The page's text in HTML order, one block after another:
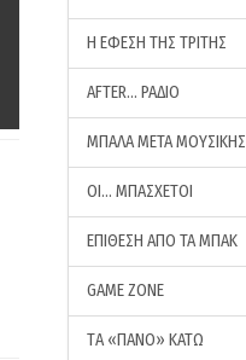
Η ΕΦΕΣΗ ΤΗΣ ΤΡΙΤΗΣ
AFTER… ΡΑΔΙΟ
ΜΠΑΛΑ ΜΕΤΑ ΜΟΥΣΙΚΗΣ
ΟΙ… ΜΠΑΣΧΕΤΟΙ
ΕΠΙΘΕΣΗ ΑΠΟ ΤΑ ΜΠΑΚ
GAME ZONE
ΤA «ΠΑΝΟ» ΚΑΤΩ